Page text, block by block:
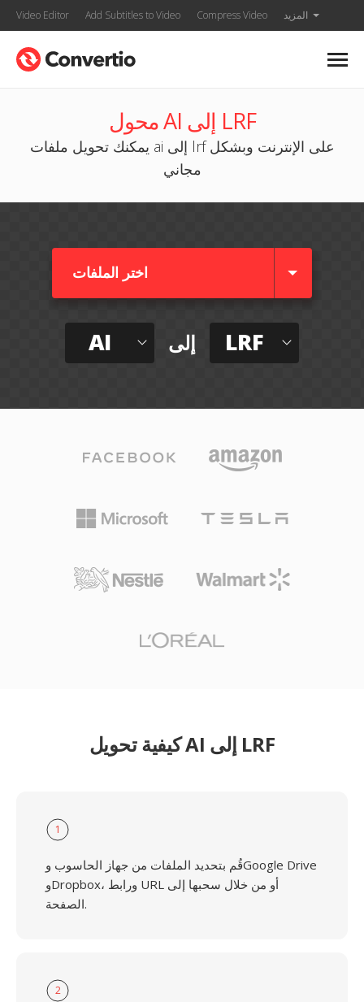
Video Editor Add Subtitles to Video Compress Video المزيد
محول AI إلى LRF
يمكنك تحويل ملفات ai إلى lrf على الإنترنت وبشكل
مجاني
اختر الملفات
AI إلى LRF
كيفية تحويل AI إلى LRF
1
قُم بتحديد الملفات من جهاز الحاسوب وGoogle Drive
وDropbox، ورابط URL أو من خلال سحبها إلى
الصفحة.
2